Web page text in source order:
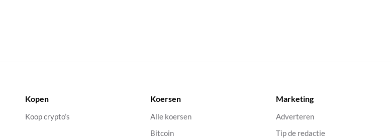
Kopen
Koop crypto’s
Koersen
Alle koersen
Bitcoin
Marketing
Adverteren
Tip de redactie